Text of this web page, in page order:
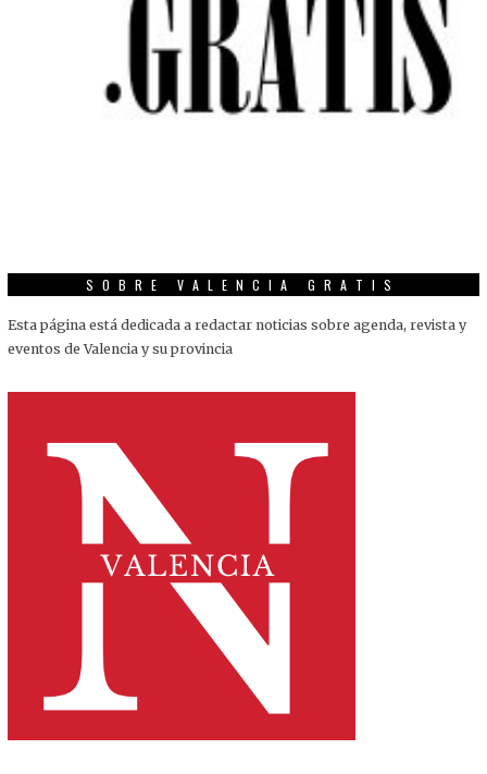
SOBRE VALENCIA GRATIS
Esta página está dedicada a redactar noticias sobre agenda, revista y
eventos de Valencia y su provincia